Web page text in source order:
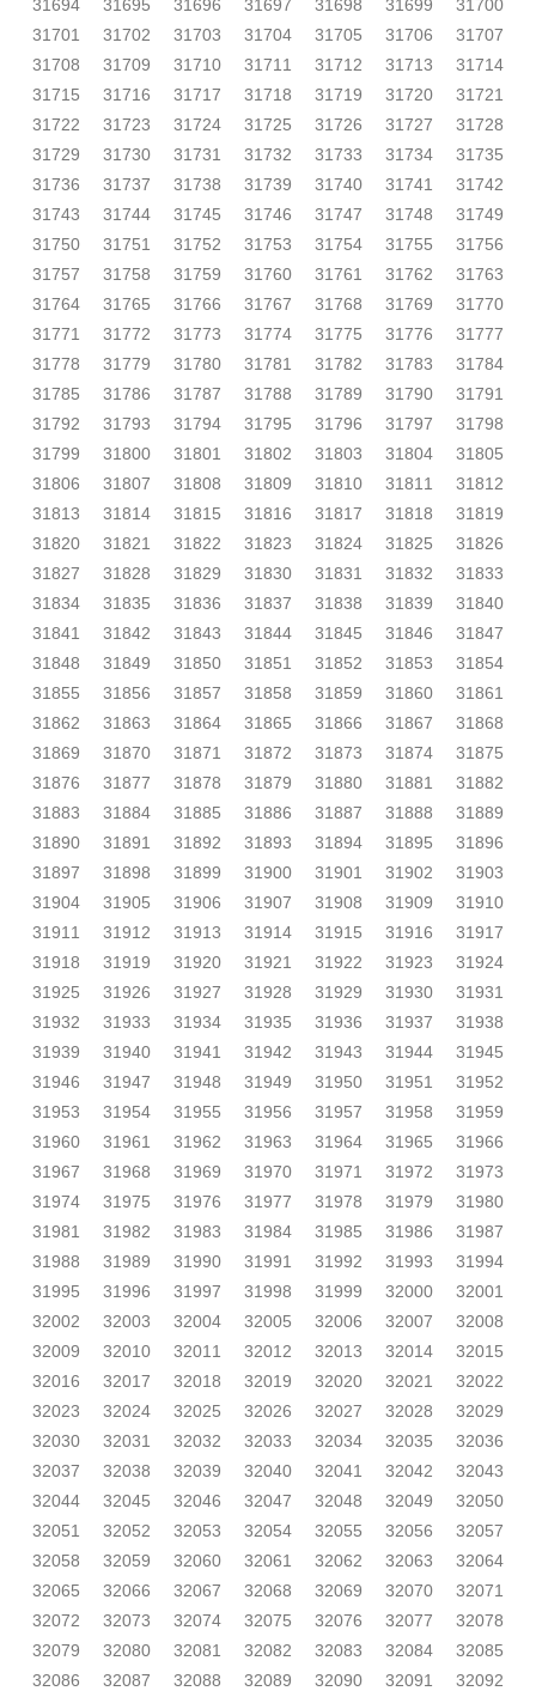
31694 31695 31696 31697 31698 31699
31700
31701
31702 31703 31704 31705 31706
31707
31708
31709 31710 31711 31712 31713
31714
31715
31716 31717 31718 31719 31720
31721
31722
31723 31724 31725 31726 31727
31728
31729
31730 31731 31732 31733 31734
31735
31736
31737 31738 31739 31740 31741
31742
31743
31744 31745 31746 31747 31748
31749
31750
31751 31752 31753 31754 31755
31756
31757
31758 31759 31760 31761 31762
31763
31764
31765 31766 31767 31768 31769
31770
31771
31772 31773 31774 31775 31776
31777
31778
31779 31780 31781 31782 31783
31784
31785
31786 31787 31788 31789 31790
31791
31792
31793 31794 31795 31796 31797
31798
31799
31800 31801 31802 31803 31804
31805
31806
31807 31808 31809 31810 31811
31812
31813
31814 31815 31816 31817 31818
31819
31820
31821 31822 31823 31824 31825
31826
31827
31828 31829 31830 31831 31832
31833
31834
31835 31836 31837 31838 31839
31840
31841
31842 31843 31844 31845 31846
31847
31848
31849 31850 31851 31852 31853
31854
31855
31856 31857 31858 31859 31860
31861
31862
31863 31864 31865 31866 31867
31868
31869
31870 31871 31872 31873 31874
31875
31876
31877 31878 31879 31880 31881
31882
31883
31884 31885 31886 31887 31888
31889
31890
31891 31892 31893 31894 31895
31896
31897
31898 31899 31900 31901 31902
31903
31904
31905 31906 31907 31908 31909
31910
31911
31912 31913 31914 31915 31916
31917
31918
31919 31920 31921 31922 31923
31924
31925
31926 31927 31928 31929 31930
31931
31932
31933 31934 31935 31936 31937
31938
31939
31940 31941 31942 31943 31944
31945
31946
31947 31948 31949 31950 31951
31952
31953
31954 31955 31956 31957 31958
31959
31960
31961 31962 31963 31964 31965
31966
31967
31968 31969 31970 31971 31972
31973
31974
31975 31976 31977 31978 31979
31980
31981
31982 31983 31984 31985 31986
31987
31988
31989 31990 31991 31992 31993
31994
31995
31996 31997 31998 31999 32000
32001
32002
32003 32004 32005 32006 32007
32008
32009
32010 32011 32012 32013 32014
32015
32016
32017 32018 32019 32020 32021
32022
32023
32024 32025 32026 32027 32028
32029
32030
32031 32032 32033 32034 32035
32036
32037
32038 32039 32040 32041 32042
32043
32044
32045 32046 32047 32048 32049
32050
32051
32052 32053 32054 32055 32056
32057
32058
32059 32060 32061 32062 32063
32064
32065
32066 32067 32068 32069 32070
32071
32072
32073 32074 32075 32076 32077
32078
32079
32080 32081 32082 32083 32084
32085
32086
32087 32088 32089 32090 32091
32092